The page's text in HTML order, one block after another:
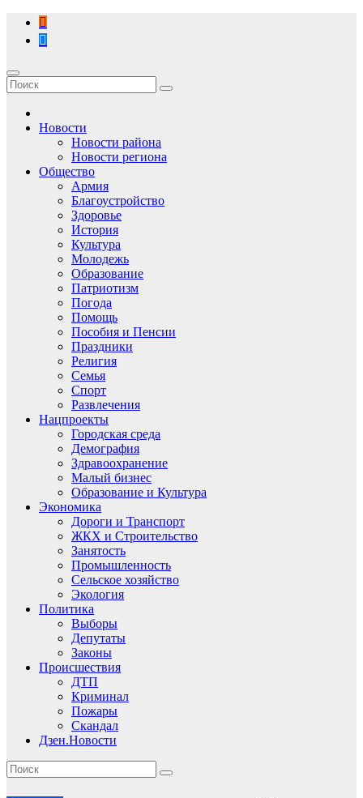
Перейти
содержимому
Новости
Новости района
Новости региона
Общество
Армия
Благоустройство
Здоровье
История
Культура
Молодежь
Образование
Патриотизм
Погода
Помощь
Пособия и Пенсии
Праздники
Религия
Семья
Спорт
Развлечения
Нацпроекты
Городская среда
Демография
Здравоохранение
Малый бизнес
Образование и Культура
Экономика
Дороги и Транспорт
ЖКХ и Строительство
Занятость
Промышленность
Сельское хозяйство
Экология
Политика
Выборы
Депутаты
Законы
Происшествия
ДТП
Криминал
Пожары
Скандал
Дзен.Новости